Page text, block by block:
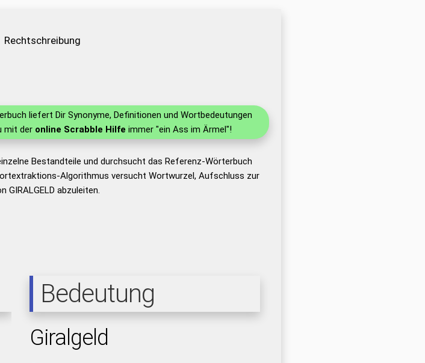
Rechtschreibung
liefert Dir Synonyme, Definitionen und Wortbedeutungen
mit der online Scrabble Hilfe immer "ein Ass im Ärmel"!
Bestandteile und durchsucht das Referenz-Wörterbuch
Algorithmus versucht Wortwurzel, Aufschluss zur
abzuleiten.
Bedeutung
Giralgeld